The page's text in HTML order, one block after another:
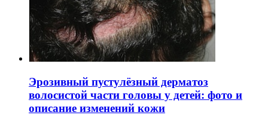
Эрозивный пустулёзный дерматоз
волосистой части головы у детей: фото и
описание изменений кожи